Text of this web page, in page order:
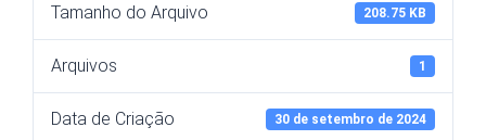
Tamanho do Arquivo 208.75 KB
Arquivos 1
Data de Criação 30 de setembro de 2024